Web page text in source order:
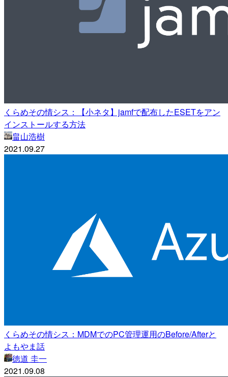
くらめその情シス：【小ネタ】jamfで配布したESETをアン
インストールする方法
畠山浩樹
2021.09.27
くらめその情シス：MDMでのPC管理運用のBefore/Afterと
よもやま話
徳道 圭一
2021.09.08